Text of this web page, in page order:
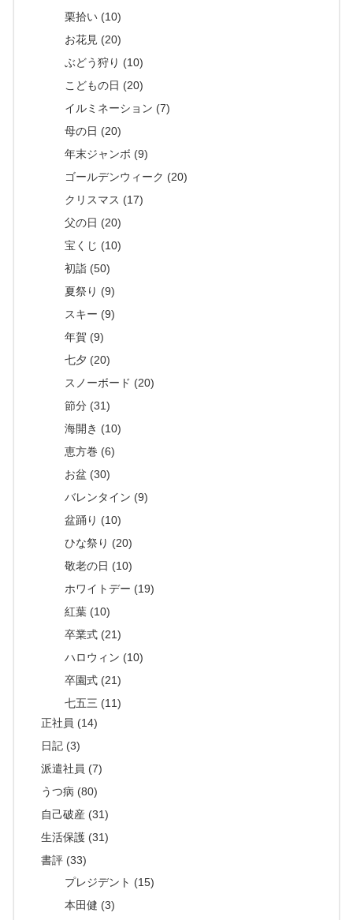
栗拾い (10)
お花見 (20)
ぶどう狩り (10)
こどもの日 (20)
イルミネーション (7)
母の日 (20)
年末ジャンボ (9)
ゴールデンウィーク (20)
クリスマス (17)
父の日 (20)
宝くじ (10)
初詣 (50)
夏祭り (9)
スキー (9)
年賀 (9)
七夕 (20)
スノーボード (20)
節分 (31)
海開き (10)
恵方巻 (6)
お盆 (30)
バレンタイン (9)
盆踊り (10)
ひな祭り (20)
敬老の日 (10)
ホワイトデー (19)
紅葉 (10)
卒業式 (21)
ハロウィン (10)
卒園式 (21)
七五三 (11)
正社員 (14)
日記 (3)
派遣社員 (7)
うつ病 (80)
自己破産 (31)
生活保護 (31)
書評 (33)
プレジデント (15)
本田健 (3)